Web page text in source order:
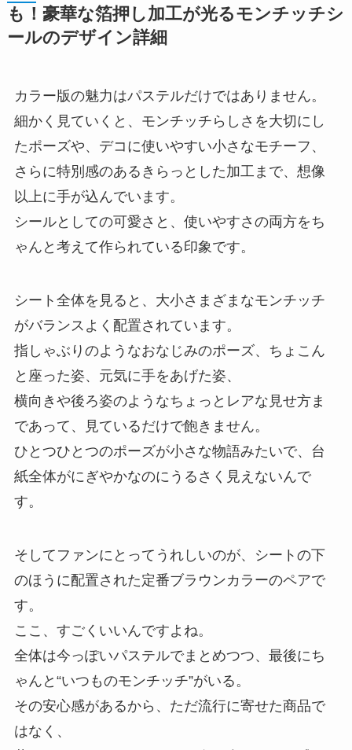
も！豪華な箔押し加工が光るモンチッチシ
ールのデザイン詳細
カラー版の魅力はパステルだけではありません。
細かく見ていくと、モンチッチらしさを大切にし
たポーズや、デコに使いやすい小さなモチーフ、
さらに特別感のあるきらっとした加工まで、想像
以上に手が込んでいます。
シールとしての可愛さと、使いやすさの両方をち
ゃんと考えて作られている印象です。
シート全体を見ると、大小さまざまなモンチッチ
がバランスよく配置されています。
指しゃぶりのようなおなじみのポーズ、ちょこん
と座った姿、元気に手をあげた姿、
横向きや後ろ姿のようなちょっとレアな見せ方ま
であって、見ているだけで飽きません。
ひとつひとつのポーズが小さな物語みたいで、台
紙全体がにぎやかなのにうるさく見えないんで
す。
そしてファンにとってうれしいのが、シートの下
のほうに配置された定番ブラウンカラーのペアで
す。
ここ、すごくいいんですよね。
全体は今っぽいパステルでまとめつつ、最後にち
ゃんと“いつものモンチッチ”がいる。
その安心感があるから、ただ流行に寄せた商品で
はなく、